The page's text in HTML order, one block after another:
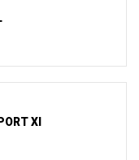
XI